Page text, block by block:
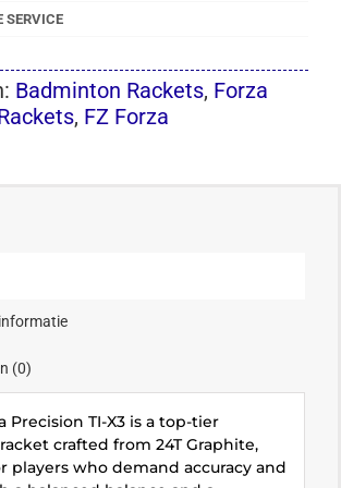
SERVICE
Badminton Rackets, Forza
, FZ Forza
(0)
Precision TI-X3 is a top-tier
crafted from 24T Graphite,
players who demand accuracy and